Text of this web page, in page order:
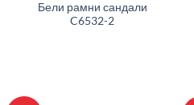
Бели рамни сандали
C6532-2